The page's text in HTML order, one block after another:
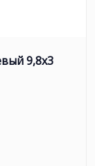
9,8х3